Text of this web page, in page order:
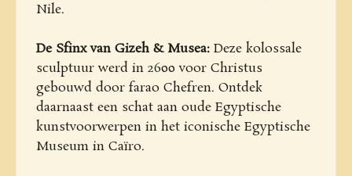
Nile.
De Sfinx van Gizeh & Musea: Deze kolossale
sculptuur werd in 2600 voor Christus
gebouwd door farao Chefren. Ontdek
daarnaast een schat aan oude Egyptische
kunstvoorwerpen in het iconische Egyptische
Museum in Caïro.